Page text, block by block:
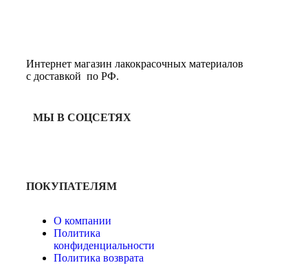
Интернет магазин лакокрасочных материалов
с доставкой по РФ.
МЫ В СОЦСЕТЯХ
ПОКУПАТЕЛЯМ
О компании
Политика
конфиденциальности
Политика возврата